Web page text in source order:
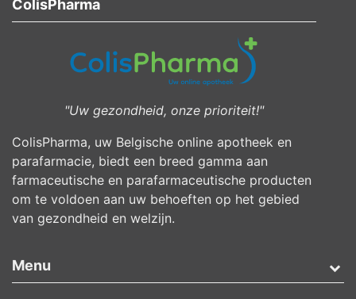
ColisPharma
"Uw gezondheid, onze prioriteit!"
ColisPharma, uw Belgische online apotheek en
parafarmacie, biedt een breed gamma aan
farmaceutische en parafarmaceutische producten
om te voldoen aan uw behoeften op het gebied
van gezondheid en welzijn.
Menu